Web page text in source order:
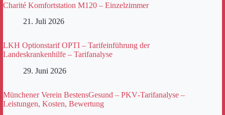
Charité Komfortstation M120 – Einzelzimmer
21. Juli 2026
LKH Optionstarif OPTI – Tarifeinführung der
Landeskrankenhilfe – Tarifanalyse
29. Juni 2026
Münchener Verein BestensGesund – PKV‑Tarifanalyse –
Leistungen, Kosten, Bewertung